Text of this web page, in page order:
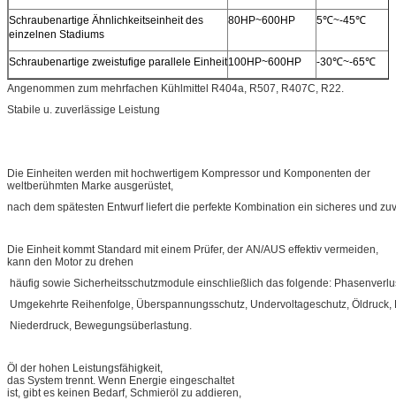
Schraubenartige Ähnlichkeitseinheit des
einzelnen Stadiums
80HP~600HP 5℃~-45℃
Schraubenartige zweistufige parallele Einheit100HP~600HP -30℃~-65℃
Angenommen zum mehrfachen Kühlmittel R404a, R507, R407C, R22.
Stabile u. zuverlässige Leistung
Die Einheiten werden mit hochwertigem Kompressor und Komponenten der
weltberühmten Marke ausgerüstet,
nach dem spätesten Entwurf liefert die perfekte Kombination ein sicheres und
Die Einheit kommt Standard mit einem Prüfer, der AN/AUS effektiv vermeiden,
kann den Motor zu drehen
häufig sowie Sicherheitsschutzmodule einschließlich das folgende:
Umgekehrte Reihenfolge, Überspannungsschutz, Undervoltageschutz, Öldruck,
Niederdruck, Bewegungsüberlastung.
Öl der hohen Leistungsfähigkeit,
das System trennt. Wenn Energie eingeschaltet
ist, gibt es keinen Bedarf, Schmieröl zu addieren,